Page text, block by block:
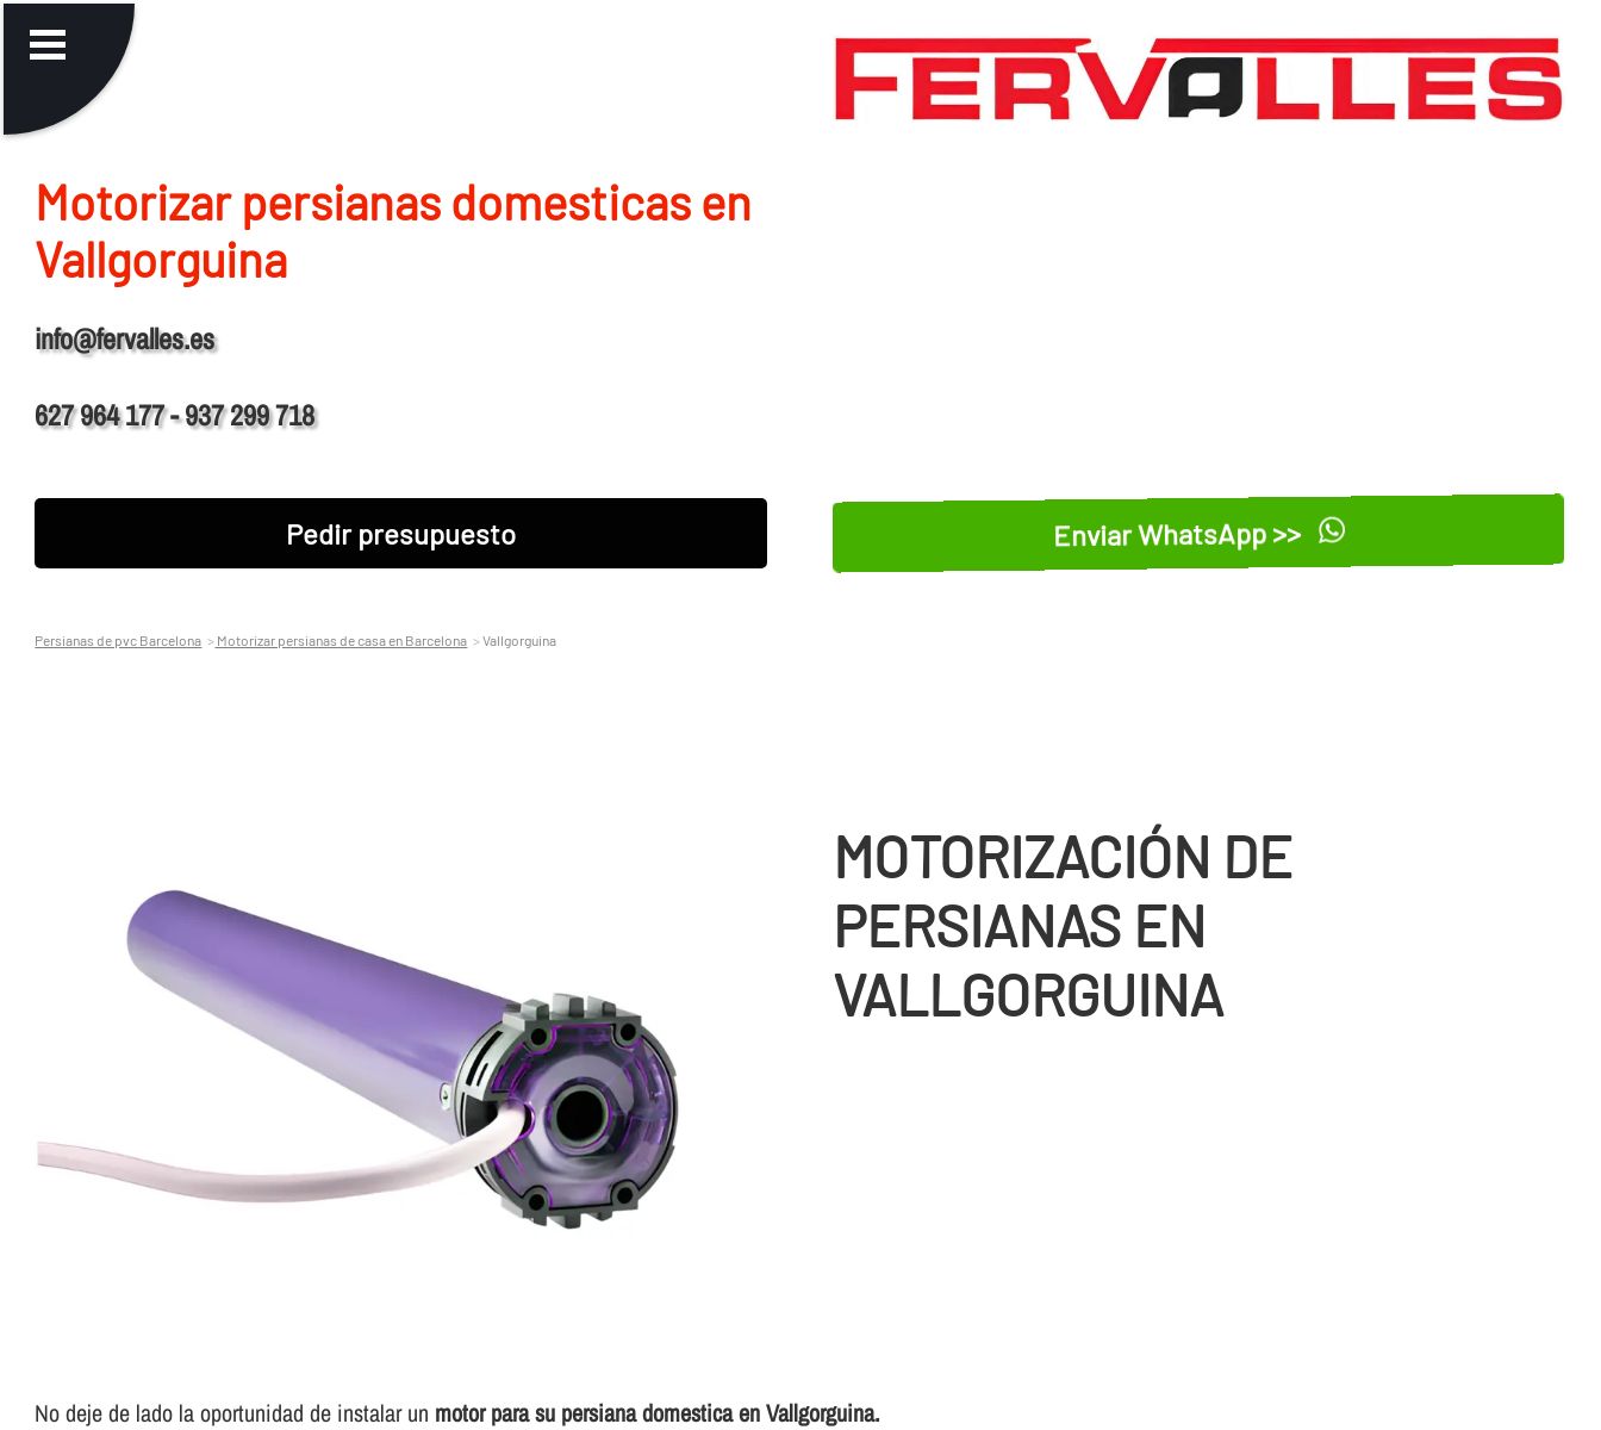
Motorizar persianas domesticas en
Vallgorguina
info@fervalles.es
627 964 177 - 937 299 718
Pedir presupuesto Enviar WhatsApp >>
Persianas de pvc Barcelona Motorizar persianas de casa en Barcelona Vallgorguina
MOTORIZACIÓN DE
PERSIANAS EN
VALLGORGUINA
No deje de lado la oportunidad de instalar un motor para su persiana domestica en Vallgorguina.